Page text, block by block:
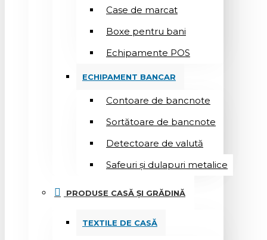
Case de marcat
Boxe pentru bani
Echipamente POS
ECHIPAMENT BANCAR
Contoare de bancnote
Sortătoare de bancnote
Detectoare de valută
Safeuri și dulapuri metalice
PRODUSE CASĂ ȘI GRĂDINĂ
TEXTILE DE CASĂ